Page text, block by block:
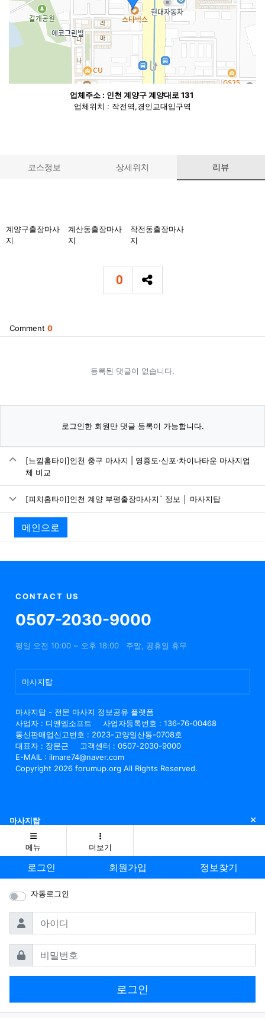
업체주소 : 인천 계양구 계양대로 131
업체위치 : 작전역,경인교대입구역
코스정보 상세위치 리뷰
계양구출장마사
지
계산동출장마사
지
작전동출장마사
지
키워드
0
추천 SNS 공유
Comment 0
등록된 댓글이 없습니다.
로그인한 회원만 댓글 등록이 가능합니다.
[느낌홈타이]인천 중구 마사지 | 영종도·신포·차이나타운 마사지업
체 비교
[피치홈타이]인천 계양 부평출장마사지` 정보 │ 마사지탑
메인으로
CONTACT US
0507-2030-9000
평일 오전 10:00 ~ 오후 18:00 주말, 공휴일 휴무
마사지탑
마사지탑 - 전문 마사지 정보공유 플랫폼
사업자 : 디앤엠소프트
사업자등록번호 : 136-76-00468
통신판매업신고번호 : 2023-고양일산동-0708호
대표자 : 장문근
고객센터 : 0507-2030-9000
E-MAIL : ilmare74@naver.com
Copyright 2026 forumup.org All Rights Reserved.
마사지탑 닫
메뉴 더보기
로그인 회원가입 정보찾기
자동로그인
아이디
비밀번호
로그인